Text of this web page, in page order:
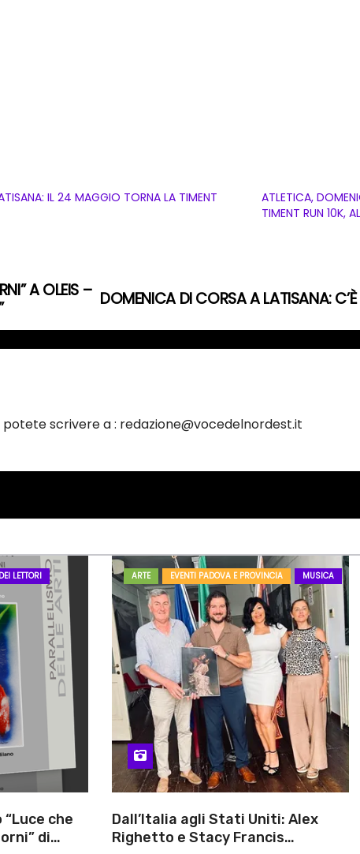
IL 24 MAGGIO TORNA LA TIMENT
ATLETICA,
TIMENT RUN 10K,
DOMENICA DI CORSA A LATISANA:
A OLEIS –
potete scrivere a : redazione@vocedelnordest.it
LETTORI
“Luce che
di
ARTE EVENTI PADOVA E PROVINCIA MUSICA
Dall’Italia agli Stati Uniti: Alex
Righetto e Stacy Francis